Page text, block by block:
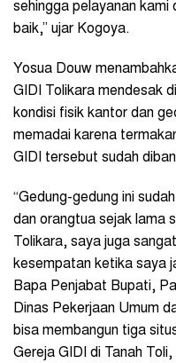
sehingga pelayanan kami
baik,” ujar Kogoya.
Yosua Douw
GIDI Tolikara mendesak
kondisi fisik kantor dan
memadai karena
GIDI tersebut sudah
“Gedung-gedung ini
dan orangtua sejak lama
Tolikara, saya juga
kesempatan ketika saya
Bapa Penjabat Bupati,
Dinas Pekerjaan Umum
bisa membangun tiga
Gereja GIDI di Tanah